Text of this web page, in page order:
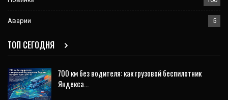
Аварии 5
ТОП СЕГОДНЯ
700 км без водителя: как грузовой беспилотник
Яндекса…